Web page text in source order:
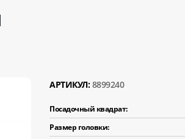
АРТИКУЛ: 8899240
Посадочный квадрат:
Размер головки: